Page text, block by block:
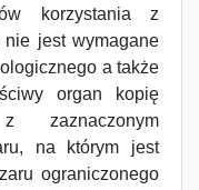
korzystania z
jest wymagane
a także
organ kopię
zaznaczonym
na którym jest
ograniczonego